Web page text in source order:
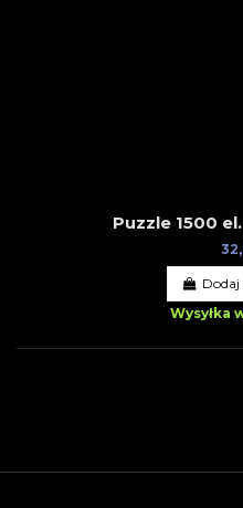
Puzzle 1500
Dodaj
Wysyłka